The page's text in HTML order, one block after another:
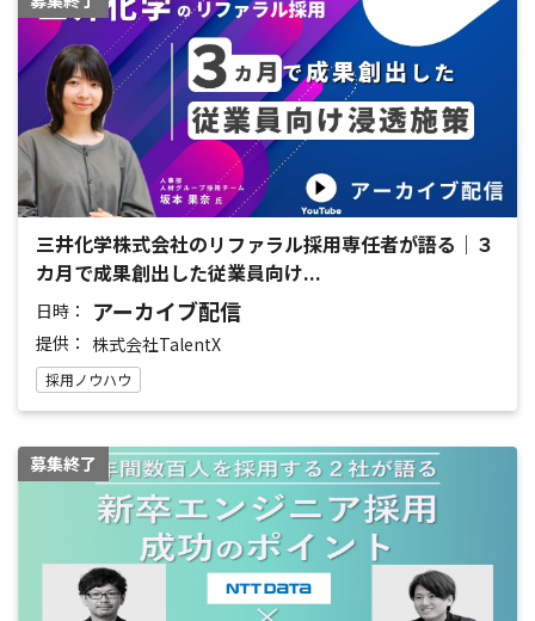
三井化学株式会社のリファラル採用専任者が語る｜３
カ月で成果創出した従業員向け...
日時： アーカイブ配信
提供： 株式会社TalentX
採用ノウハウ
募集終了